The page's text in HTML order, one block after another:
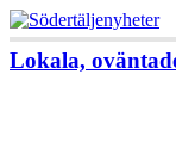
Lokala,